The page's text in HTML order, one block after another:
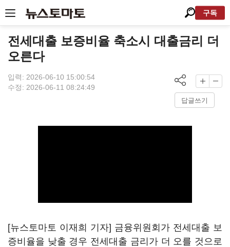
구독
전세대출 보증비율 축소시 대출금리 더
오른다
입력: 2026-06-10 15:00:54
수정: 2026-06-11 08:24:49
답글쓰기
[뉴스토마토 이재희 기자] 금융위원회가 전세대출 보
증비율을 낮출 경우 전세대출 금리가 더 오를 것으로